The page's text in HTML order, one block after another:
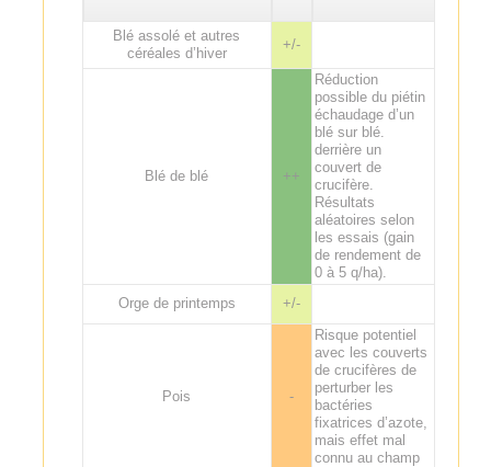
Blé assolé et autres
céréales d’hiver
+/-
Blé de blé ++
Réduction
possible du piétin
échaudage d’un
blé sur blé.
derrière un
couvert de
crucifère.
Résultats
aléatoires selon
les essais (gain
de rendement de
0 à 5 q/ha).
Orge de printemps
+/-
Pois -
Risque potentiel
avec les couverts
de crucifères de
perturber les
bactéries
fixatrices d’azote,
mais effet mal
connu au champ